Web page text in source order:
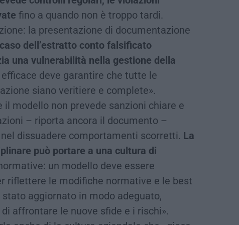
fino a quando non è troppo tardi.
la presentazione di documentazione
dell’estratto conto falsificato
una vulnerabilità nella gestione della
deve garantire che tutte le
siano veritiere e complete».
il modello non prevede sanzioni chiare e
– riporta ancora il documento –
dissuadere comportamenti scorretti. La
può portare a una cultura di
un modello deve essere
riflettere le modifiche normative e le best
aggiornato in modo adeguato,
affrontare le nuove sfide e i rischi».